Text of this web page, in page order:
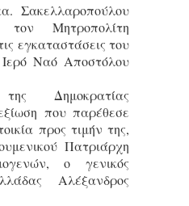
Σακελλαροπούλου
τον Μητροπολίτη
εγκαταστάσεις του
Ναό Αποστόλου
Δημοκρατίας
που παρέθεσε
προς τιμήν της,
Πατριάρχη
ο γενικός
Αλέξανδρος